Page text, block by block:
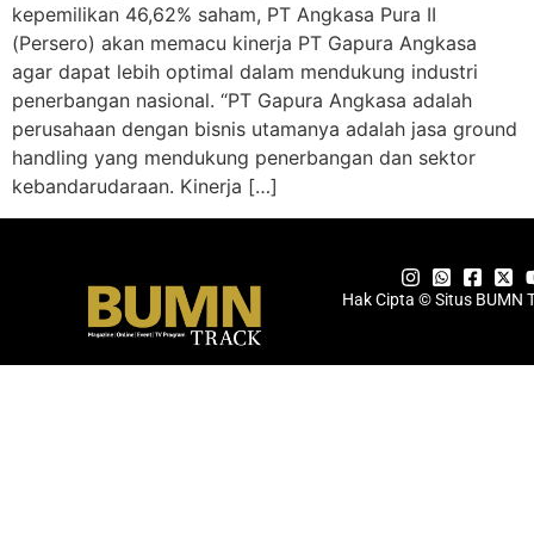
kepemilikan 46,62% saham, PT Angkasa Pura II
(Persero) akan memacu kinerja PT Gapura Angkasa
agar dapat lebih optimal dalam mendukung industri
penerbangan nasional. “PT Gapura Angkasa adalah
perusahaan dengan bisnis utamanya adalah jasa ground
handling yang mendukung penerbangan dan sektor
kebandarudaraan. Kinerja […]
Hak Cipta © Situs BUMN